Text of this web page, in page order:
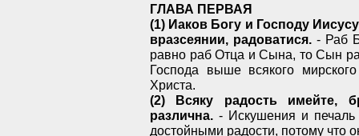
ГЛАВА ПЕРВАЯ
(1) Иаков Богу и Господу
вразсеянии, радоватися.- Раб
равно раб Отца и Сына, то Сын
Господа выше всякого
Христа.
(2) Всяку радость имейте,
различна. - Искушения и печаль
достойными радости, потому что